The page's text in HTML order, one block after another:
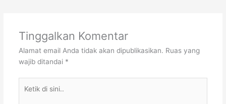
Tinggalkan Komentar
Alamat email Anda tidak akan dipublikasikan. Ruas yang
wajib ditandai *